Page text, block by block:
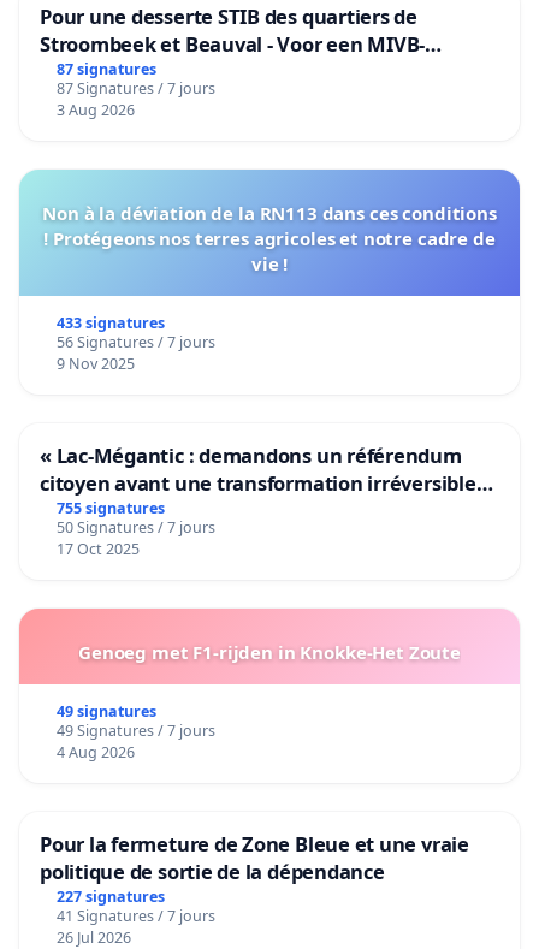
Pour une desserte STIB des quartiers de
Stroombeek et Beauval - Voor een MIVB-
bediening van de wijken Strombeek en Het
Voor
87 signatures
87 Signatures / 7 jours
3 Aug 2026
Non à la déviation de la RN113 dans ces conditions
! Protégeons nos terres agricoles et notre cadre de
vie !
433 signatures
56 Signatures / 7 jours
9 Nov 2025
« Lac-Mégantic : demandons un référendum
citoyen avant une transformation irréversible
de notre territoire »
755 signatures
50 Signatures / 7 jours
17 Oct 2025
Genoeg met F1-rijden in Knokke-Het Zoute
49 signatures
49 Signatures / 7 jours
4 Aug 2026
Pour la fermeture de Zone Bleue et une vraie
politique de sortie de la dépendance
227 signatures
41 Signatures / 7 jours
26 Jul 2026